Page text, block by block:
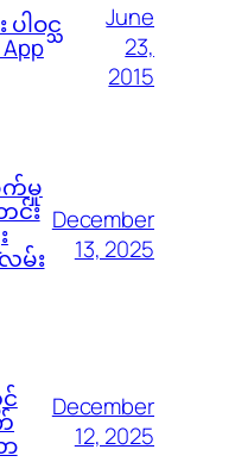
ဝင္သ
June
23,
2015
က်မှု
င်း
မ်း
December
13, 2025
December
12, 2025